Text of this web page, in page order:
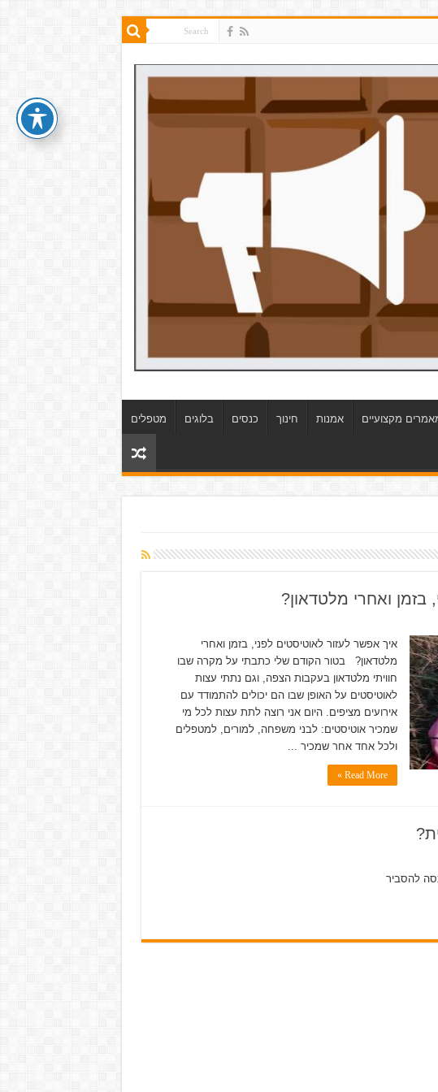
מקצועיים אמנות חינוך כנסים בלוגים מטפלים
בזמן ואחרי מלטדאון?
איך אפשר לעזור לאוטיסטים לפני, בזמן ואחרי
מלטדאון? בטור הקודם שלי כתבתי על מקרה שבו
חוויתי מלטדאון בעקבות הצפה, וגם נתתי עצות
לאוטיסטים על האופן שבו הם יכולים להתמודד עם
אירועים מציפים. היום אני רוצה לתת עצות לכל מי
שמכיר אוטיסטים: לבני משפחה, למורים, למטפלים
ולכל אחד אחר שמכיר ...
Read More »
להסביר